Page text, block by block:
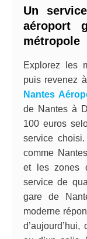
Un
aéroport
métropole
Explorez les
puis revenez
Nantes
de Nantes à
100 euros
service
comme
et les zones
service de
gare de
moderne
d’aujourd’hui,